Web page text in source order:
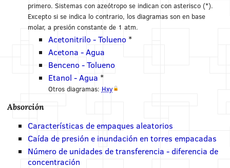
primero. Sistemas con azeótropo se indican con asterisco (*).
Excepto si se indica lo contrario, los diagramas son en base
molar, a presión constante de 1 atm.
Acetonitrilo - Tolueno *
Acetona - Agua
Benceno - Tolueno
Etanol - Agua *
Otros diagramas: Hxy
Absorción
Características de empaques aleatorios
Caída de presión e inundación en torres empacadas
Número de unidades de transferencia - diferencia de
concentración